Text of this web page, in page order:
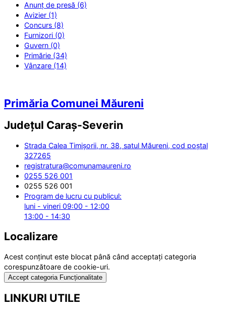
Anunț de presă (6)
Avizier (1)
Concurs (8)
Furnizori (0)
Guvern (0)
Primărie (34)
Vânzare (14)
Primăria Comunei Măureni
Județul Caraș-Severin
Strada Calea Timișorii, nr. 38, satul Măureni, cod poștal
327265
registratura@comunamaureni.ro
0255 526 001
0255 526 001
Program de lucru cu publicul:
luni - vineri 09:00 - 12:00
13:00 - 14:30
Localizare
Acest conținut este blocat până când acceptați categoria
corespunzătoare de cookie-uri.
Accept categoria Funcționalitate
LINKURI UTILE